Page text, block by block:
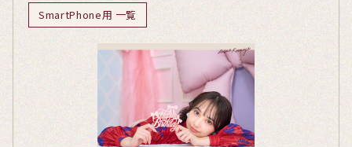
SmartPhone用 一覧